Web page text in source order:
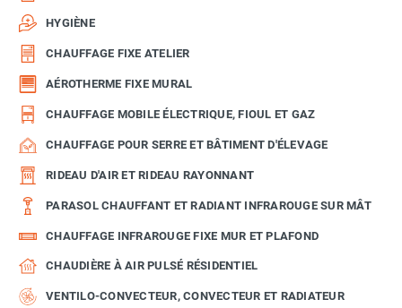
HYGIÈNE
CHAUFFAGE FIXE ATELIER
AÉROTHERME FIXE MURAL
CHAUFFAGE MOBILE ÉLECTRIQUE, FIOUL ET GAZ
CHAUFFAGE POUR SERRE ET BÂTIMENT D'ÉLEVAGE
RIDEAU D'AIR ET RIDEAU RAYONNANT
PARASOL CHAUFFANT ET RADIANT INFRAROUGE SUR MÂT
CHAUFFAGE INFRAROUGE FIXE MUR ET PLAFOND
CHAUDIÈRE À AIR PULSÉ RÉSIDENTIEL
VENTILO-CONVECTEUR, CONVECTEUR ET RADIATEUR